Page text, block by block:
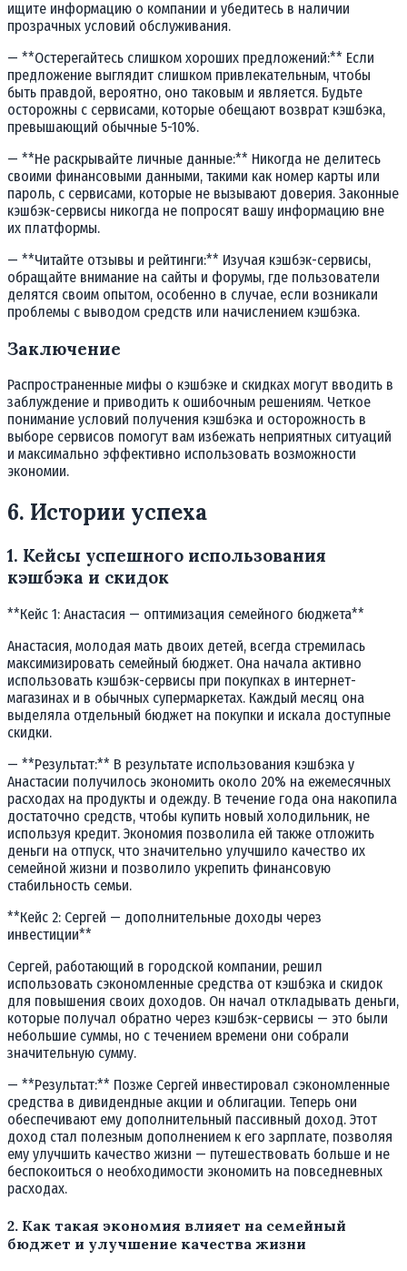
ищите информацию о компании и убедитесь в наличии
прозрачных условий обслуживания.
— **Остерегайтесь слишком хороших предложений:** Если
предложение выглядит слишком привлекательным, чтобы
быть правдой, вероятно, оно таковым и является. Будьте
осторожны с сервисами, которые обещают возврат кэшбэка,
превышающий обычные 5-10%.
— **Не раскрывайте личные данные:** Никогда не делитесь
своими финансовыми данными, такими как номер карты или
пароль, с сервисами, которые не вызывают доверия. Законные
кэшбэк-сервисы никогда не попросят вашу информацию вне
их платформы.
— **Читайте отзывы и рейтинги:** Изучая кэшбэк-сервисы,
обращайте внимание на сайты и форумы, где пользователи
делятся своим опытом, особенно в случае, если возникали
проблемы с выводом средств или начислением кэшбэка.
Заключение
Распространенные мифы о кэшбэке и скидках могут вводить в
заблуждение и приводить к ошибочным решениям. Четкое
понимание условий получения кэшбэка и осторожность в
выборе сервисов помогут вам избежать неприятных ситуаций
и максимально эффективно использовать возможности
экономии.
6. Истории успеха
1. Кейсы успешного использования
кэшбэка и скидок
**Кейс 1: Анастасия — оптимизация семейного бюджета**
Анастасия, молодая мать двоих детей, всегда стремилась
максимизировать семейный бюджет. Она начала активно
использовать кэшбэк-сервисы при покупках в интернет-
магазинах и в обычных супермаркетах. Каждый месяц она
выделяла отдельный бюджет на покупки и искала доступные
скидки.
— **Результат:** В результате использования кэшбэка у
Анастасии получилось экономить около 20% на ежемесячных
расходах на продукты и одежду. В течение года она накопила
достаточно средств, чтобы купить новый холодильник, не
используя кредит. Экономия позволила ей также отложить
деньги на отпуск, что значительно улучшило качество их
семейной жизни и позволило укрепить финансовую
стабильность семьи.
**Кейс 2: Сергей — дополнительные доходы через
инвестиции**
Сергей, работающий в городской компании, решил
использовать сэкономленные средства от кэшбэка и скидок
для повышения своих доходов. Он начал откладывать деньги,
которые получал обратно через кэшбэк-сервисы — это были
небольшие суммы, но с течением времени они собрали
значительную сумму.
— **Результат:** Позже Сергей инвестировал сэкономленные
средства в дивидендные акции и облигации. Теперь они
обеспечивают ему дополнительный пассивный доход. Этот
доход стал полезным дополнением к его зарплате, позволяя
ему улучшить качество жизни — путешествовать больше и не
беспокоиться о необходимости экономить на повседневных
расходах.
2. Как такая экономия влияет на семейный
бюджет и улучшение качества жизни